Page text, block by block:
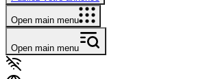
Open main menu
Open main menu